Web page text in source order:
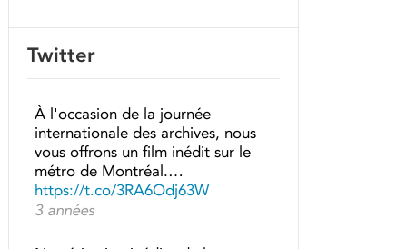
Twitter
À l'occasion de la journée
internationale des archives, nous
vous offrons un film inédit sur le
métro de Montréal.…
https://t.co/3RA6Odj63W
3 années